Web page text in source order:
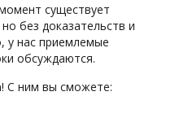
существует
без доказательств и
у нас приемлемые
обсуждаются.
! С ним вы сможете: